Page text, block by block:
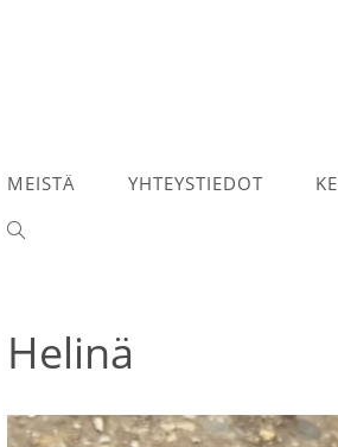
MEISTÄ YHTEYSTIEDOT
TOGGLE
Helinä